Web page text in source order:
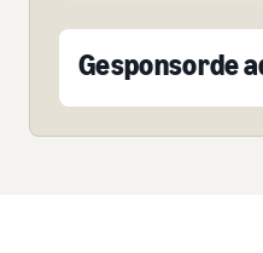
Gesponsorde